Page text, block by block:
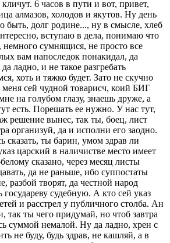
6 часов в пути и вот, привет,
алмазов, холодов и якутов. Ну день
быть, долг родине..., ну в смысле, хлеб
вступаю в дела, понимаю что
сумнящися, не просто все
вам напоследок понакидал, да
ладно, и не такое разгребать
хоть и тяжко будет. Зато не скучно
меня сей чудной товарисч, коий БИГ
на голубом глазу, знаешь друже, а
есть. Порешать ее нужно. У нас тут,
решение вынес, так ты, боец, лист
организуй, да и исполни его заодно.
ты барин, умом здрав ли
царский в наличистве место имеет
сказано, через месяц листы
да не раньше, ибо суппостаты
разбой творят, да честной народ
государеву судебную. А кто сей указ
и расстрел у публичного столба. Ан
так ты чего придумай, но чтоб завтра
суммой немалой. Ну да ладно, хрен с
не буду, будь здрав, не кашляй, а в